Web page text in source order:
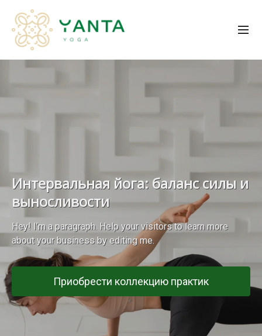
Интервальная йога: баланс силы и
выносливости
Hey! I’m a paragraph. Help your visitors to learn more
about your business by editing me.
Приобрести коллекцию практик